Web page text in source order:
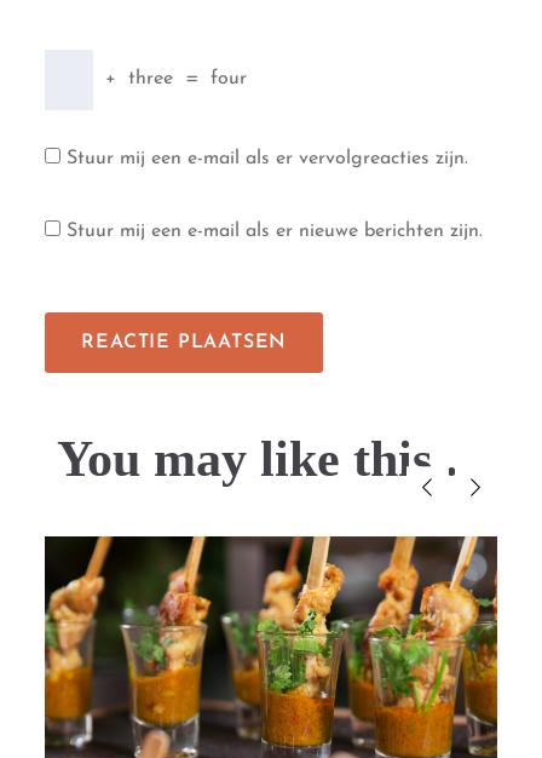
+ three = four
Stuur mij een e-mail als er vervolgreacties zijn.
Stuur mij een e-mail als er nieuwe berichten zijn.
You may like this....